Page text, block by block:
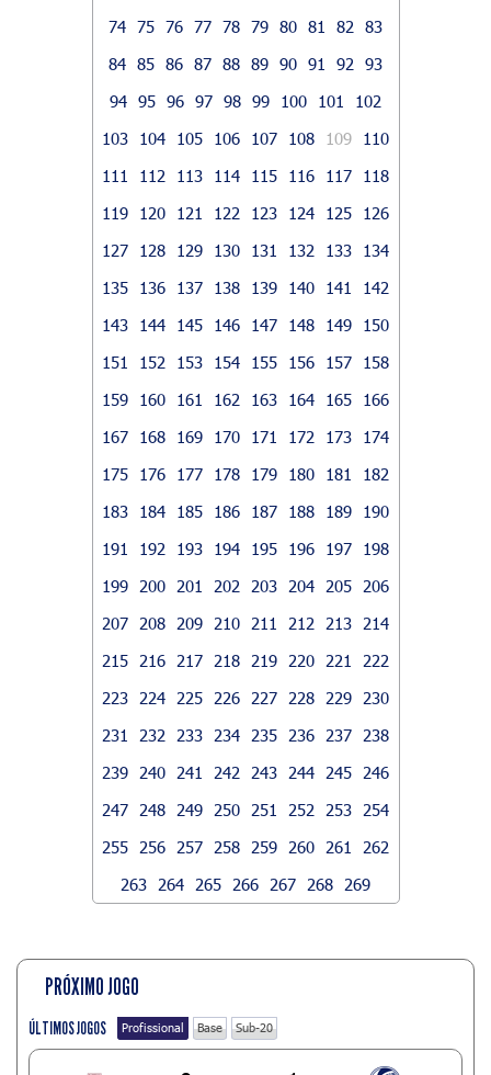
74 75 76 77 78 79 80 81 82
83
84 85 86 87 88 89 90 91 92
93
94 95 96 97 98 99 100 101
102
103
104 105 106 107 108 109
110
111
112 113 114 115 116 117
118
119
120 121 122 123 124 125
126
127
128 129 130 131 132 133
134
135
136 137 138 139 140 141
142
143
144 145 146 147 148 149
150
151
152 153 154 155 156 157
158
159
160 161 162 163 164 165
166
167
168 169 170 171 172 173
174
175
176 177 178 179 180 181
182
183
184 185 186 187 188 189
190
191
192 193 194 195 196 197
198
199
200 201 202 203 204 205
206
207
208 209 210 211 212 213
214
215
216 217 218 219 220 221
222
223
224 225 226 227 228 229
230
231
232 233 234 235 236 237
238
239
240 241 242 243 244 245
246
247
248 249 250 251 252 253
254
255
256 257 258 259 260 261
262
263
264 265 266 267 268 269
PRÓXIMO JOGO
ÚLTIMOS JOGOS Profissional Base Sub-20